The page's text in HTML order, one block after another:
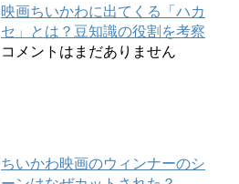
映画ちいかわに出てくる「ハカ
セ」とは？豆知識の役割を考察
コメントはまだありません
ちいかわ映画のウィンナーのシ